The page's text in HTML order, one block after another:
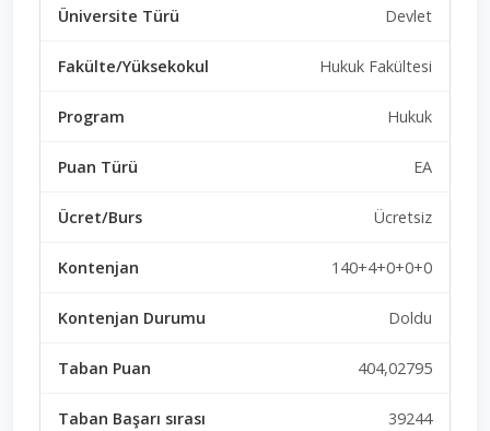
Devlet
Hukuk Fakültesi
Hukuk
EA
Ücretsiz
140+4+0+0+0
Doldu
404,02795
39244